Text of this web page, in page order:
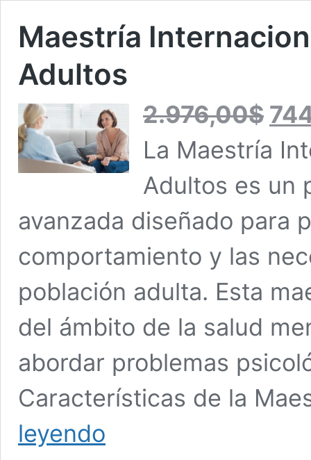
Maestría
Adultos
2.976,00$ El
precio
era:
La Maestría
Adultos es un
avanzada diseñado para
comportamiento y las
población adulta. Esta
del ámbito de la salud
abordar problemas
Características de la
leyendo